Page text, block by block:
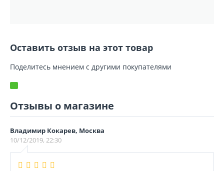
Оставить отзыв на этот товар
Поделитесь мнением с другими покупателями
Отзывы о магазине
Владимир Кокарев, Москва
10/12/2019, 22:30